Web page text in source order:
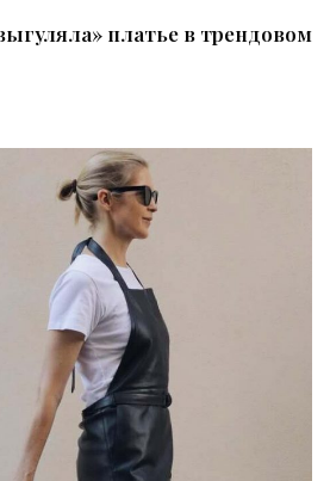
платье в трендовом